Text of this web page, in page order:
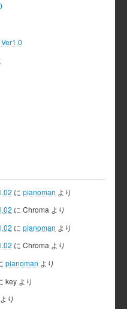
に pianoman より
に Chroma より
に pianoman より
に Chroma より
pianoman より
key より
より